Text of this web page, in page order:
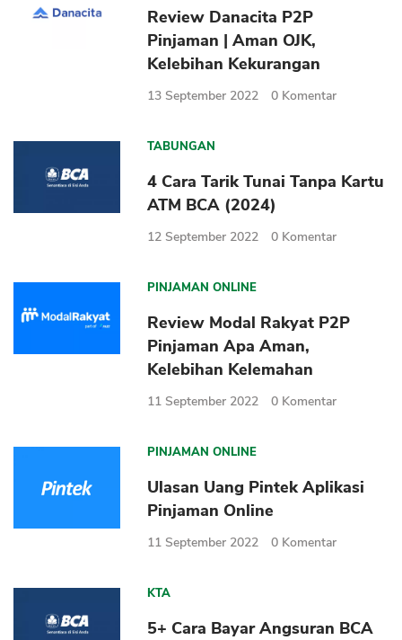
Review Danacita P2P
Pinjaman | Aman OJK,
Kelebihan Kekurangan
13 September 2022 0 Komentar
TABUNGAN
4 Cara Tarik Tunai Tanpa Kartu
ATM BCA (2024)
12 September 2022 0 Komentar
PINJAMAN ONLINE
Review Modal Rakyat P2P
Pinjaman Apa Aman,
Kelebihan Kelemahan
11 September 2022 0 Komentar
PINJAMAN ONLINE
Ulasan Uang Pintek Aplikasi
Pinjaman Online
11 September 2022 0 Komentar
KTA
5+ Cara Bayar Angsuran BCA